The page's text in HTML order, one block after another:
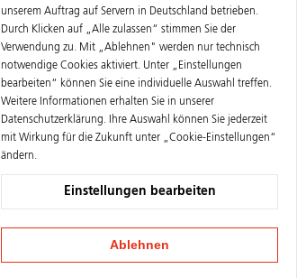
unserem Auftrag auf Servern in Deutschland betrieben.
Durch Klicken auf „Alle zulassen“ stimmen Sie der
Verwendung zu. Mit „Ablehnen" werden nur technisch
notwendige Cookies aktiviert. Unter „Einstellungen
bearbeiten“ können Sie eine individuelle Auswahl treffen.
Weitere Informationen erhalten Sie in unserer
Datenschutzerklärung. Ihre Auswahl können Sie jederzeit
mit Wirkung für die Zukunft unter „Cookie-Einstellungen“
ändern.
Einstellungen bearbeiten
Ablehnen